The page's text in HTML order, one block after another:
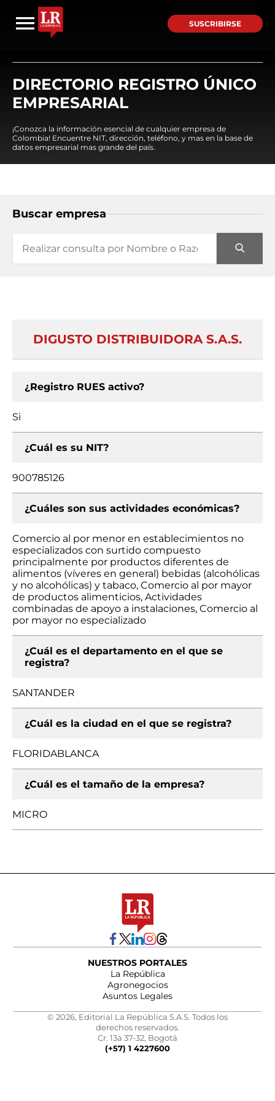
SUSCRIBIRSE
DIRECTORIO REGISTRO ÚNICO
EMPRESARIAL
¡Conozca la información esencial de cualquier empresa de
Colombia! Encuentre NIT, dirección, teléfono, y mas en la base de
datos empresarial mas grande del país.
Buscar empresa
DIGUSTO DISTRIBUIDORA S.A.S.
¿Registro RUES activo?
Si
¿Cuál es su NIT?
900785126
¿Cuáles son sus actividades económicas?
Comercio al por menor en establecimientos no
especializados con surtido compuesto
principalmente por productos diferentes de
alimentos (víveres en general) bebidas (alcohólicas
y no alcohólicas) y tabaco, Comercio al por mayor
de productos alimenticios, Actividades
combinadas de apoyo a instalaciones, Comercio al
por mayor no especializado
¿Cuál es el departamento en el que se
registra?
SANTANDER
¿Cuál es la ciudad en el que se registra?
FLORIDABLANCA
¿Cuál es el tamaño de la empresa?
MICRO
NUESTROS PORTALES
La República
Agronegocios
Asuntos Legales
© 2026, Editorial La República S.A.S. Todos los
derechos reservados.
Cr. 13a 37-32, Bogotá
(+57) 1 4227600